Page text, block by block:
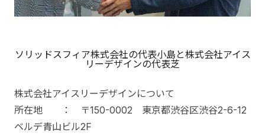
ソリッドスフィア株式会社の代表小島と株式会社アイス
リーデザインの代表芝
株式会社アイスリーデザインについて
所在地 ： 〒150-0002 東京都渋谷区渋谷2-6-12
ベルデ青山ビル2F